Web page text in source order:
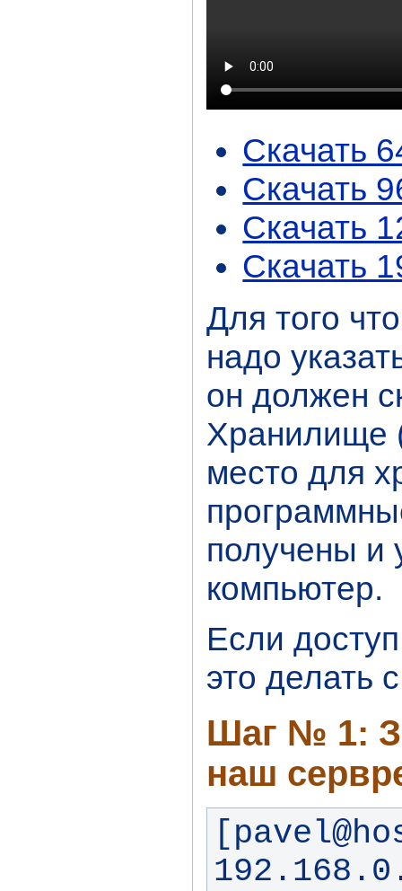
Скачать
Скачать
Скачать
Скачать
Для того
надо
он должен
Хранилище
место для
получены и
компьютер.
Если
это делать
Шаг № 1:
наш